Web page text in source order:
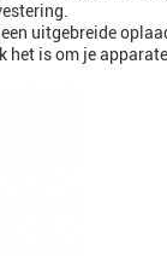
uitgebreide
is om je